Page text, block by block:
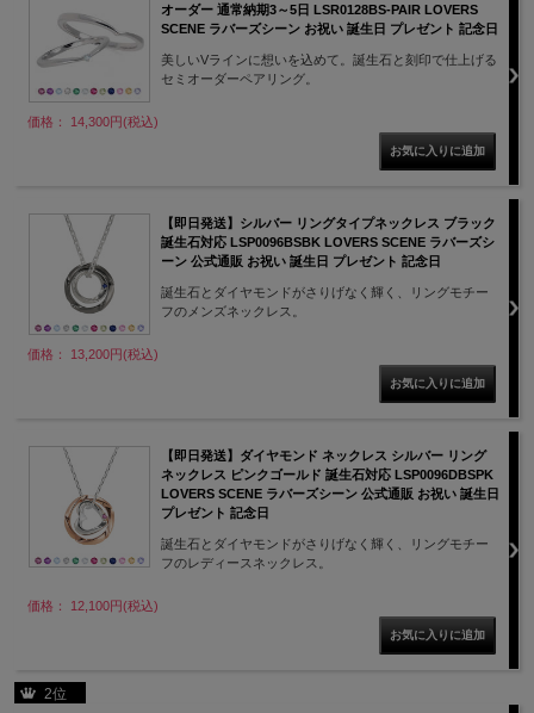
オーダー 通常納期3～5日 LSR0128BS-PAIR LOVERS
SCENE ラバーズシーン お祝い 誕生日 プレゼント 記念日
美しいVラインに想いを込めて。誕生石と刻印で仕上げる
セミオーダーペアリング。
価格： 14,300円(税込)
【即日発送】シルバー リングタイプネックレス ブラック
誕生石対応 LSP0096BSBK LOVERS SCENE ラバーズシ
ーン 公式通販 お祝い 誕生日 プレゼント 記念日
誕生石とダイヤモンドがさりげなく輝く、リングモチー
フのメンズネックレス。
価格： 13,200円(税込)
【即日発送】ダイヤモンド ネックレス シルバー リング
ネックレス ピンクゴールド 誕生石対応 LSP0096DBSPK
LOVERS SCENE ラバーズシーン 公式通販 お祝い 誕生日
プレゼント 記念日
誕生石とダイヤモンドがさりげなく輝く、リングモチー
フのレディースネックレス。
価格： 12,100円(税込)
2位